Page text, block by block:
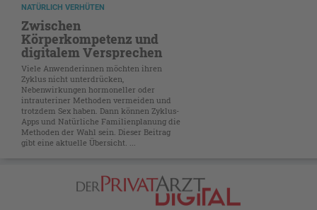
NATÜRLICH VERHÜTEN
Zwischen
Körperkompetenz und
digitalem Versprechen
Viele Anwenderinnen möchten ihren
Zyklus nicht unterdrücken,
Nebenwirkungen hormoneller oder
intrauteriner Methoden vermeiden und
trotzdem Sex haben. Dann können Zyklus-
Apps und Natürliche Familienplanung die
Methoden der Wahl sein. Dieser Beitrag
gibt eine aktuelle Übersicht. ...